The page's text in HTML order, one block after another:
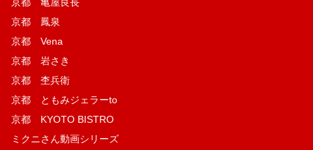
京都 亀屋良長
京都 鳳泉
京都 Vena
京都 岩さき
京都 杢兵衛
京都 ともみジェラーto
京都 KYOTO BISTRO
ミクニさん動画シリーズ